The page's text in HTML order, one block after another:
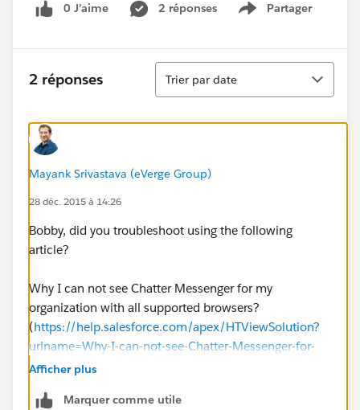
0 J’aime 2 réponses Partager
Show menu
2 réponses
Tri
Trier par date
Mayank Srivastava (eVerge Group)
28 déc. 2015 à 14:26
Bobby, did you troubleshoot using the following
article?
Why I can not see Chatter Messenger for my
organization with all supported browsers?
(https://help.salesforce.com/apex/HTViewSolution?
urlname=Why-I-can-not-see-Chatter-Messenger-for-
my-organization-with-all-supported-
Afficher plus
Marquer comme utile